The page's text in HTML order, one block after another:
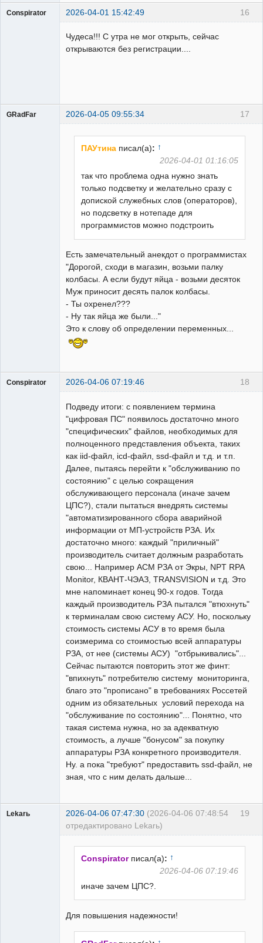
16
Conspirator 2026-04-01 15:42:49
Чудеса!!! С утра не мог открыть, сейчас
открываются без регистрации....
17
GRadFar 2026-04-05 09:55:34
ПАУтина писал(а): ↑
2026-04-01 01:16:05
так что проблема одна нужно знать
только подсветку и желательно сразу с
допиской служебных слов (операторов),
но подсветку в нотепаде для
программистов можно подстроить
Есть замечательный анекдот о программистах
"Дорогой, сходи в магазин, возьми палку
колбасы. А если будут яйца - возьми десяток
Муж приносит десять палок колбасы.
- Ты охренел???
- Ну так яйца же были..."
Это к слову об определении переменных...
18
Conspirator 2026-04-06 07:19:46
Подведу итоги: с появлением термина
"цифровая ПС" появилось достаточно много
"специфических" файлов, необходимых для
полноценного представления объекта, таких
как iid-файл, icd-файл, ssd-файл и т.д. и т.п.
Далее, пытаясь перейти к "обслуживанию по
состоянию" с целью сокращения
обслуживающего персонала (иначе зачем
ЦПС?), стали пытаться внедрять системы
"автоматизированного сбора аварийной
информации от МП-устройств РЗА. Их
достаточно много: каждый "приличный"
производитель считает должным разработать
свою... Например АСМ РЗА от Экры, NPT RPA
Monitor, КВАНТ-ЧЭАЗ, TRANSVISION и т.д. Это
мне напоминает конец 90-х годов. Тогда
каждый производитель РЗА пытался "втюхнуть"
к терминалам свою систему АСУ. Но, поскольку
стоимость системы АСУ в то время была
соизмерима со стоимостью всей аппаратуры
РЗА, от нее (системы АСУ) "отбрыкивались"...
Сейчас пытаются повторить этот же финт:
"впихнуть" потребителю систему мониторинга,
благо это "прописано" в требованиях Россетей
одним из обязательных условий перехода на
"обслуживание по состоянию"... Понятно, что
такая система нужна, но за адекватную
стоимость, а лучше "бонусом" за покупку
аппаратуры РЗА конкретного производителя.
Ну. а пока "требуют" предоставить ssd-файл, не
зная, что с ним делать дальше...
19
Lekarь 2026-04-06 07:47:30 (2026-04-06 07:48:54
отредактировано Lekarь)
Conspirator писал(а): ↑
2026-04-06 07:19:46
иначе зачем ЦПС?.
Для повышения надежности!